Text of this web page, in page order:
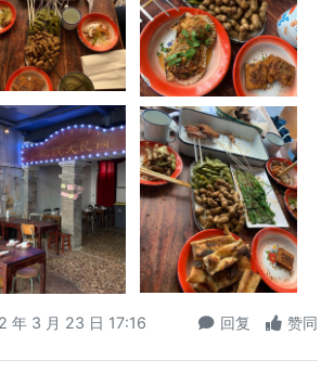
年 3 月 23 日 17:16 回复 赞同